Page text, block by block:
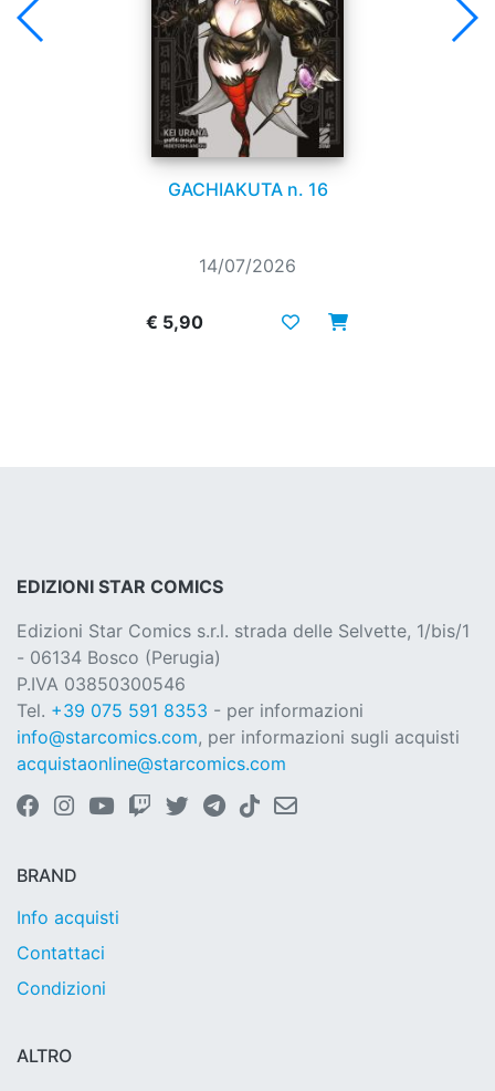
GACHIAKUTA n. 16
14/07/2026
€ 5,90
EDIZIONI STAR COMICS
Edizioni Star Comics s.r.l. strada delle Selvette, 1/bis/1
- 06134 Bosco (Perugia)
P.IVA 03850300546
Tel. +39 075 591 8353 - per informazioni
info@starcomics.com, per informazioni sugli acquisti
acquistaonline@starcomics.com
BRAND
Info acquisti
Contattaci
Condizioni
ALTRO